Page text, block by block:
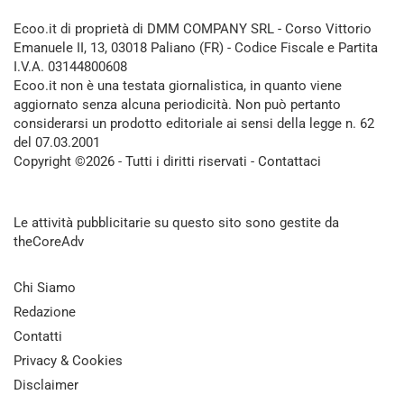
Ecoo.it di proprietà di DMM COMPANY SRL - Corso Vittorio
Emanuele II, 13, 03018 Paliano (FR) - Codice Fiscale e Partita
I.V.A. 03144800608
Ecoo.it non è una testata giornalistica, in quanto viene
aggiornato senza alcuna periodicità. Non può pertanto
considerarsi un prodotto editoriale ai sensi della legge n. 62
del 07.03.2001
Copyright ©2026 - Tutti i diritti riservati - Contattaci
Le attività pubblicitarie su questo sito sono gestite da
theCoreAdv
Chi Siamo
Redazione
Contatti
Privacy & Cookies
Disclaimer